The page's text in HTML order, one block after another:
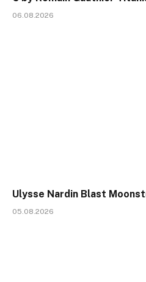
06.08.2026
Ulysse Nardin Blast
05.08.2026